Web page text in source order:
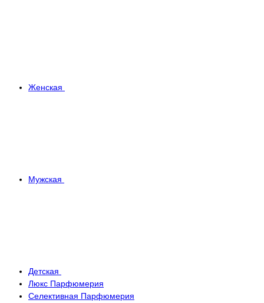
Женская
Мужская
Детская
Люкс Парфюмерия
Селективная Парфюмерия